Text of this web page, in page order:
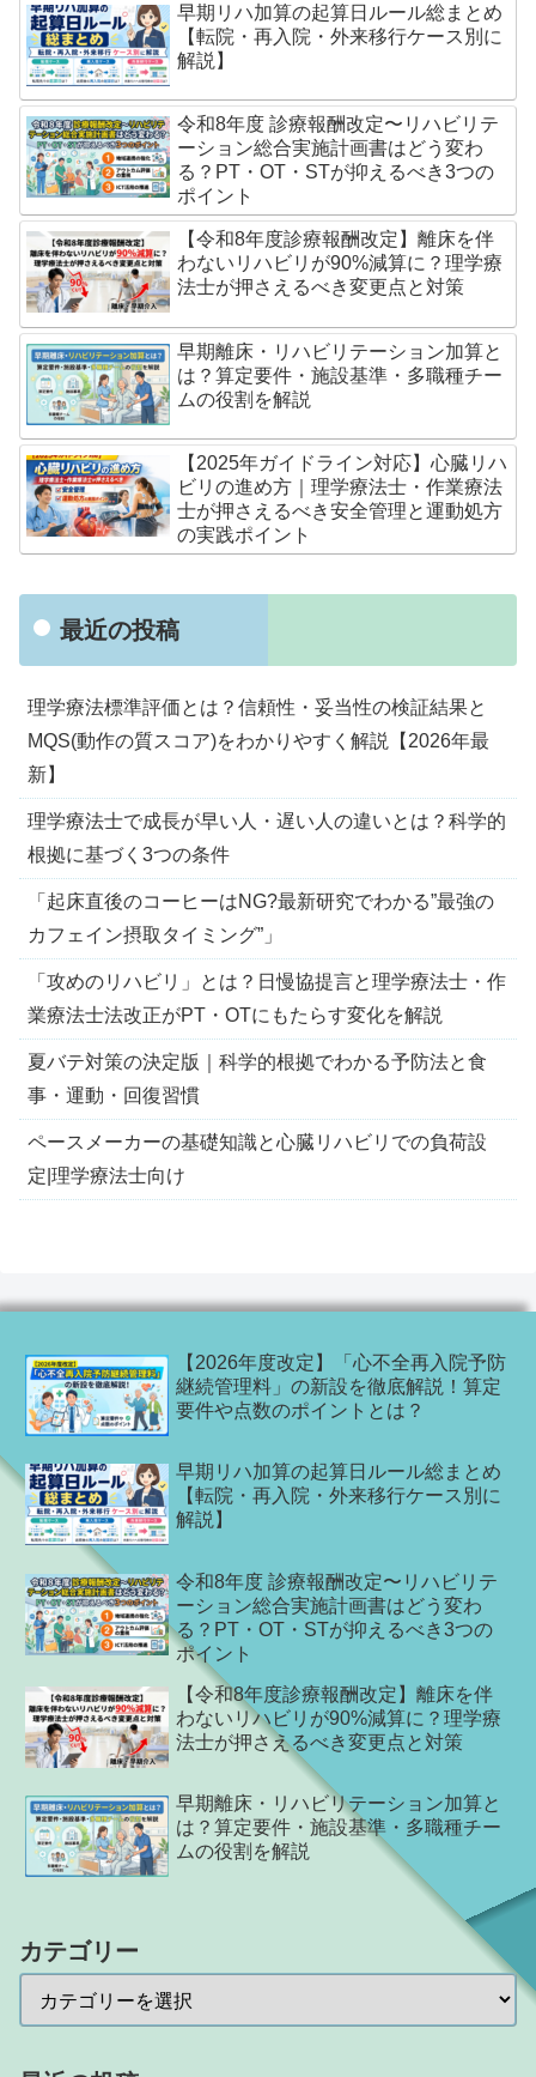
早期リハ加算の起算日ルール総まとめ
【転院・再入院・外来移行ケース別に
解説】
令和8年度 診療報酬改定〜リハビリテ
ーション総合実施計画書はどう変わ
る？PT・OT・STが抑えるべき3つの
ポイント
【令和8年度診療報酬改定】離床を伴
わないリハビリが90%減算に？理学療
法士が押さえるべき変更点と対策
早期離床・リハビリテーション加算と
は？算定要件・施設基準・多職種チー
ムの役割を解説
【2025年ガイドライン対応】心臓リハ
ビリの進め方｜理学療法士・作業療法
士が押さえるべき安全管理と運動処方
の実践ポイント
最近の投稿
理学療法標準評価とは？信頼性・妥当性の検証結果と
MQS(動作の質スコア)をわかりやすく解説【2026年最
新】
理学療法士で成長が早い人・遅い人の違いとは？科学的
根拠に基づく3つの条件
「起床直後のコーヒーはNG?最新研究でわかる”最強の
カフェイン摂取タイミング”」
「攻めのリハビリ」とは？日慢協提言と理学療法士・作
業療法士法改正がPT・OTにもたらす変化を解説
夏バテ対策の決定版｜科学的根拠でわかる予防法と食
事・運動・回復習慣
ペースメーカーの基礎知識と心臓リハビリでの負荷設
定|理学療法士向け
【2026年度改定】「心不全再入院予防
継続管理料」の新設を徹底解説！算定
要件や点数のポイントとは？
早期リハ加算の起算日ルール総まとめ
【転院・再入院・外来移行ケース別に
解説】
令和8年度 診療報酬改定〜リハビリテ
ーション総合実施計画書はどう変わ
る？PT・OT・STが抑えるべき3つの
ポイント
【令和8年度診療報酬改定】離床を伴
わないリハビリが90%減算に？理学療
法士が押さえるべき変更点と対策
早期離床・リハビリテーション加算と
は？算定要件・施設基準・多職種チー
ムの役割を解説
カテゴリー